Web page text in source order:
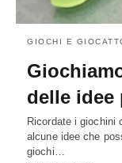
GIOCHI E
delle idee
Ricordate i giochini
alcune idee che
giochi…